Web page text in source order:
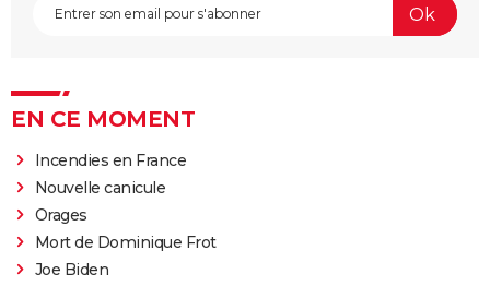
EN CE MOMENT
Incendies en France
Nouvelle canicule
Orages
Mort de Dominique Frot
Joe Biden